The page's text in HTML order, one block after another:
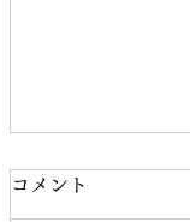
コメント